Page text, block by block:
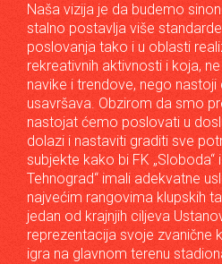
Naša vizija je da budemo
stalno postavlja više
poslovanja tako i u oblasti
rekreativnih aktivnosti i koja,
navike i trendove, nego nastoji
usavršava. Obzirom da smo
nastojat ćemo poslovati u
dolazi i nastaviti graditi sve
subjekte kako bi FK „Sloboda“
Tehnograd“ imali adekvatne
najvećim rangovima klupskih
jedan od krajnjih ciljeva
reprezentacija svoje zvanične
igra na glavnom terenu